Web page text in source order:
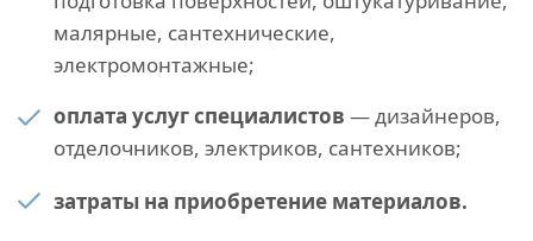
малярные, сантехнические,
электромонтажные;
оплата услуг специалистов — дизайнеров,
отделочников, электриков, сантехников;
затраты на приобретение материалов.